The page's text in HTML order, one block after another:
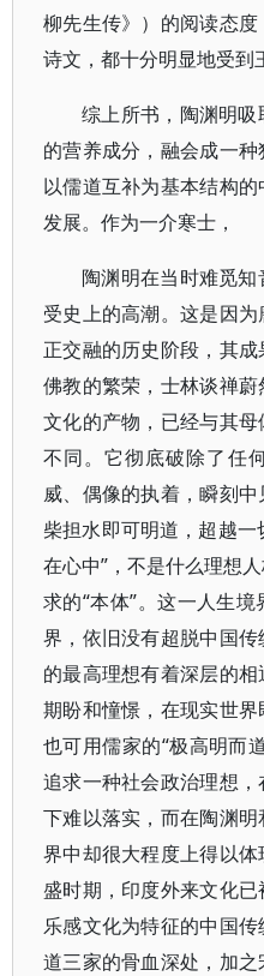
柳先生传》）的阅读态
诗文，都十分明显地受到
综上所书，陶渊明
的营养成分，融会成一
以儒道互补为基本结构
发展。作为一介寒士，
陶渊明在当时难觅
受史上的高潮。这是因
正交融的历史阶段，其
佛教的繁荣，士林谈禅
文化的产物，已经与其
不同。它彻底破除了任
威、偶像的执着，瞬刻
柴担水即可明道，超越一
在心中”，不是什么理想
求的“本体”。这一人生
界，依旧没有超脱中国
的最高理想有着深层的
期盼和憧憬，在现实世
也可用儒家的“极高明而
追求一种社会政治理想
下难以落实，而在陶渊
界中却很大程度上得以
盛时期，印度外来文化已
乐感文化为特征的中国
道三家的骨血深处，加